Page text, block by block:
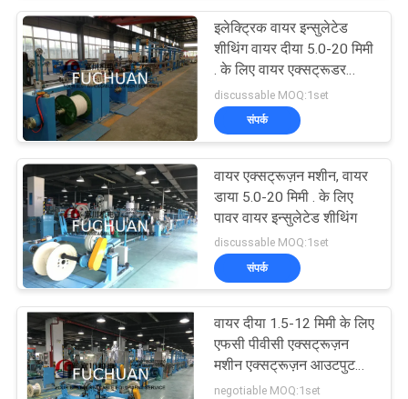
वायर Extruder मशीन
पीवीसी बाहर निकालना
मशीन
इलेक्ट्रिक वायर इन्सुलेटेड
शीथिंग वायर दीया 5.0-20 मिमी
. के लिए वायर एक्सट्रूडर
मशीन
discussable MOQ:1set
संपर्क
वायर एक्सट्रूज़न मशीन, वायर
डाया 5.0-20 मिमी . के लिए
पावर वायर इन्सुलेटेड शीथिंग
discussable MOQ:1set
संपर्क
वायर दीया 1.5-12 मिमी के लिए
एफसी पीवीसी एक्सट्रूज़न
मशीन एक्सट्रूज़न आउटपुट
180 किग्रा / एच . के साथ
negotiable MOQ:1set